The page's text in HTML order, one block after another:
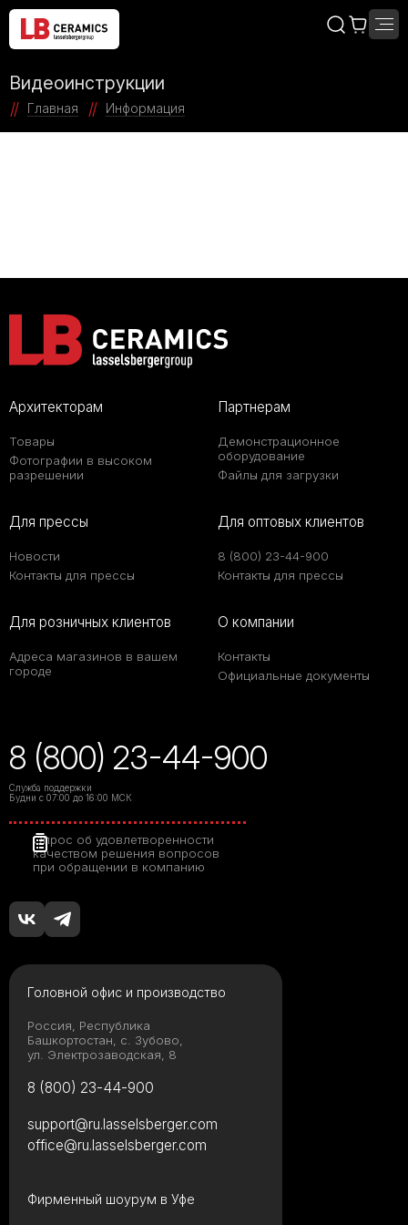
Видеоинструкции
Главная Информация
Архитекторам
Товары
Фотографии в высоком
разрешении
Партнерам
Демонстрационное
оборудование
Файлы для загрузки
Для прессы
Новости
Контакты для прессы
Для оптовых клиентов
8 (800) 23-44-900
Контакты для прессы
Для розничных клиентов
Адреса магазинов в вашем
городе
О компании
Контакты
Официальные документы
8 (800) 23-44-900
Служба поддержки
Будни с 07:00 до 16:00 МСК
Опрос об удовлетворенности
качеством решения вопросов
при обращении в компанию
Головной офис и производство
Россия, Республика
Башкортостан, с. Зубово,
ул. Электрозаводская, 8
8 (800) 23-44-900
Фирменный шоурум в Уфе
support@ru.lasselsberger.com
office@ru.lasselsberger.com